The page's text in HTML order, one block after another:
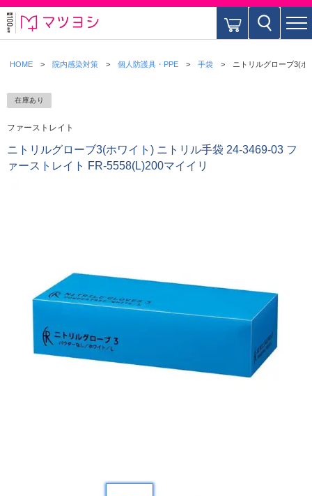
HOME 院内感染対策 個人防護具・PPE 手袋 ニトリルグローブ3(
在庫あり
ファーストレイト
ニトリルグローブ3(ホワイト) ニトリル手袋 24-3469-03 フ
ァーストレイト FR-5558(L)200マイイリ